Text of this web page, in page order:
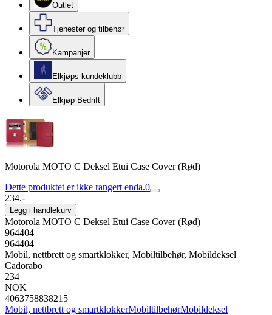
Outlet
Tjenester og tilbehør
Kampanjer
Elkjøps kundeklubb
Elkjøp Bedrift
Motorola MOTO C Deksel Etui Case Cover (Rød)
Dette produktet er ikke rangert enda.0
234.-
Legg i handlekurv
Motorola MOTO C Deksel Etui Case Cover (Rød)
964404
964404
Mobil, nettbrett og smartklokker, Mobiltilbehør, Mobildeksel
Cadorabo
234
NOK
4063758838215
Mobil, nettbrett og smartklokkerMobiltilbehørMobildeksel